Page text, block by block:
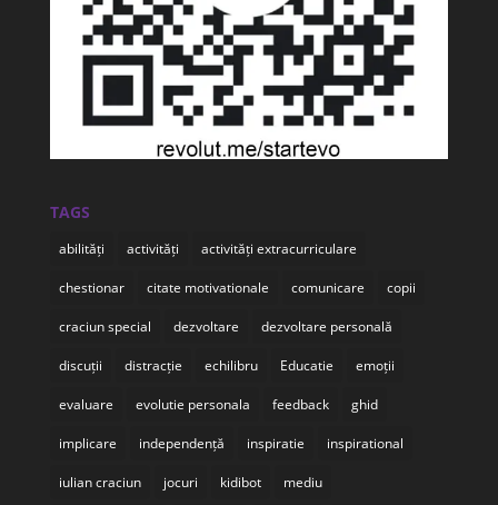
TAGS
abilități activități activități extracurriculare
chestionar citate motivationale comunicare copii
craciun special dezvoltare dezvoltare personală
discuții distracție echilibru Educatie emoții
evaluare evolutie personala feedback ghid
implicare independență inspiratie inspirational
iulian craciun jocuri kidibot mediu